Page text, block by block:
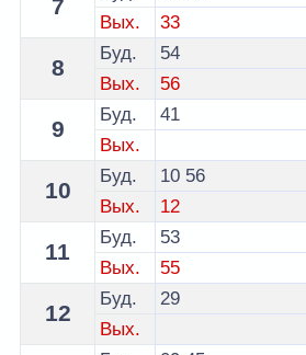
7
Вых.
33
8
Буд.
54
Вых.
56
9
Буд.
41
Вых.
10
Буд. 10 56
Вых.
12
11
Буд.
53
Вых.
55
12
Буд.
29
Вых.